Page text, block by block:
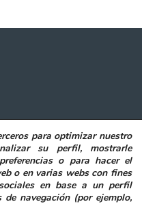
AVISO LEGAL
para optimizar nuestro
su perfil, mostrarle
o para hacer el
o en varias webs con fines
en base a un perfil
navegación (por ejemplo,